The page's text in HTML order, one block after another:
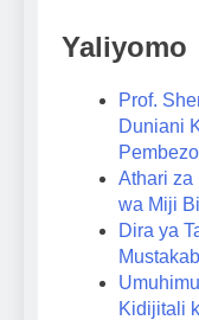
Yaliyomo
Prof.
Duniani
Athari za
wa Miji
Dira ya
Kidijitali